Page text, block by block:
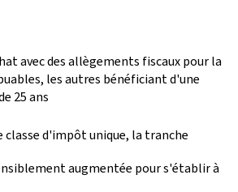
avec des allègements fiscaux pour la
les autres bénéficiant d'une
25 ans
classe d'impôt unique, la tranche
augmentée pour s'établir à